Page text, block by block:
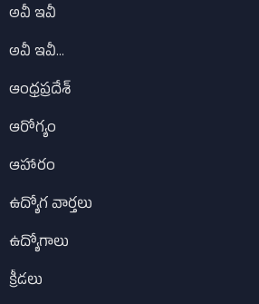
అవీ ఇవీ
అవీ ఇవీ...
ఆంధ్రప్రదేశ్‌
ఆరోగ్యం
ఆహారం
ఉద్యోగ వార్తలు
ఉద్యోగాలు
క్రీడలు